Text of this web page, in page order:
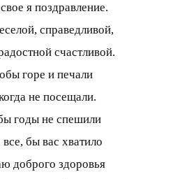
я поздравление.
справедливой,
счастливой.
горе и печали
не посещали.
годы не спешили
бы вас хватило
доброго здоровья